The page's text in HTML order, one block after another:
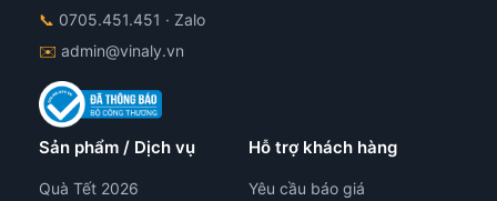
📞 0705.451.451 · Zalo
✉️ admin@vinaly.vn
Sản phẩm / Dịch vụ
Quà Tết 2026
Hỗ trợ khách hàng
Yêu cầu báo giá